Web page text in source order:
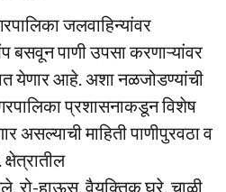
जलवाहिन्यांवर
बसवून पाणी उपसा करणाऱ्यांवर
येणार आहे. अशा नळजोडण्यांची
प्रशासनाकडून विशेष
असल्याची माहिती पाणीपुरवठा व
रो-हाऊस, वैयक्तिक घरे, चाळी